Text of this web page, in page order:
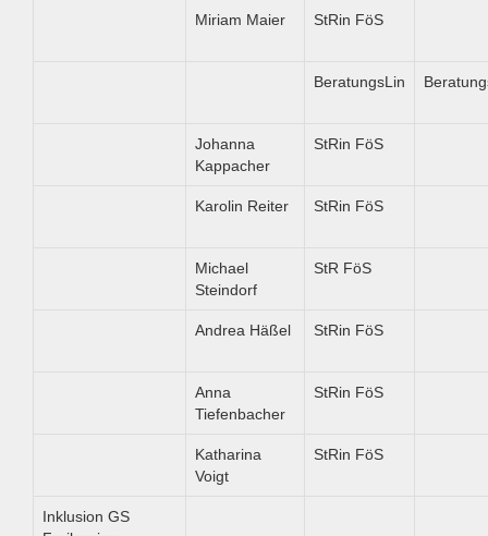
Miriam Maier StRin FöS
BeratungsLin
Johanna
Kappacher
StRin FöS
Karolin Reiter StRin FöS
Michael
Steindorf
StR FöS
Andrea Häßel StRin FöS
Anna
Tiefenbacher
StRin FöS
Katharina
Voigt
StRin FöS
Inklusion GS